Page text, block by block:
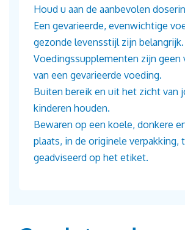
Houd u aan de aanbevolen
Een gevarieerde, evenwichtige
gezonde levensstijl zijn belangrijk.
Voedingssupplementen zijn geen
van een gevarieerde voeding.
Buiten bereik en uit het zicht van
kinderen houden.
Bewaren op een koele, donkere
plaats, in de originele verpakking,
geadviseerd op het etiket.